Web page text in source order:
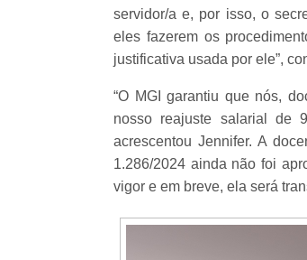
servidor/a e, por isso, o
eles fazerem os
justificativa usada por ele”,
“O MGI garantiu que nós,
nosso reajuste salarial de
acrescentou Jennifer. A
1.286/2024 ainda não foi
vigor e em breve, ela será